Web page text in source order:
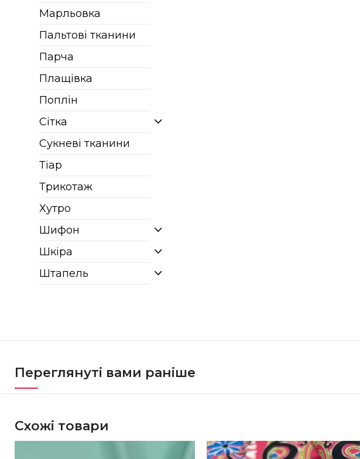
Марльовка
Пальтові тканини
Парча
Плащівка
Поплін
Сітка
Сукневі тканини
Тіар
Трикотаж
Хутро
Шифон
Шкіра
Штапель
Переглянуті вами раніше
Схожі товари